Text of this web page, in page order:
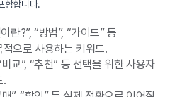
함합니다.
란?”, “방법”, “가이드” 등
으로 사용하는 키워드.
교”, “추천” 등 선택을 위한 사용자
.